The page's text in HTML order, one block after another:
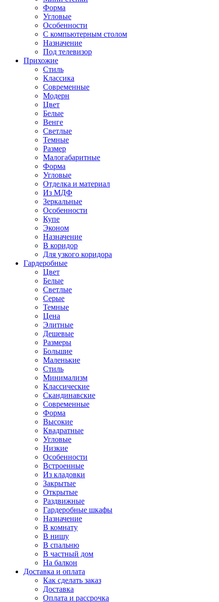
Форма
Угловые
Особенности
С компьютерным столом
Назначение
Под телевизор
Прихожие
Стиль
Классика
Современные
Модерн
Цвет
Белые
Венге
Светлые
Темные
Размер
Малогабаритные
Форма
Угловые
Отделка и материал
Из МДФ
Зеркальные
Особенности
Купе
Эконом
Назначение
В коридор
Для узкого коридора
Гардеробные
Цвет
Белые
Светлые
Серые
Темные
Цена
Элитные
Дешевые
Размеры
Большие
Маленькие
Стиль
Минимализм
Классические
Скандинавские
Современные
Форма
Высокие
Квадратные
Угловые
Низкие
Особенности
Встроенные
Из кладовки
Закрытые
Открытые
Раздвижные
Гардеробные шкафы
Назначение
В комнату
В нишу
В спальню
В частный дом
На балкон
Доставка и оплата
Как сделать заказ
Доставка
Оплата и рассрочка